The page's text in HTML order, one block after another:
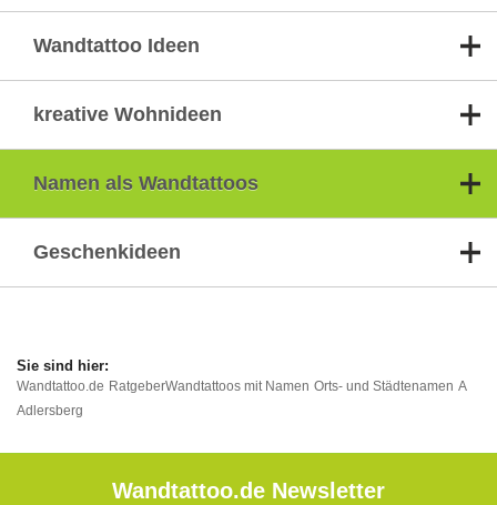
Wandtattoo Ideen
kreative Wohnideen
Namen als Wandtattoos
Geschenkideen
Wandtattoo.de RatgeberWandtattoos mit Namen Orts- und Städtenamen A
Adlersberg
Wandtattoo.de Newsletter